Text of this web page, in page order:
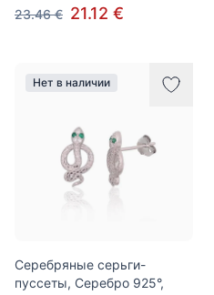
23.46 € 21.12 €
Нет в наличии
Серебряные серьги-
пуссеты, Серебро 925°,